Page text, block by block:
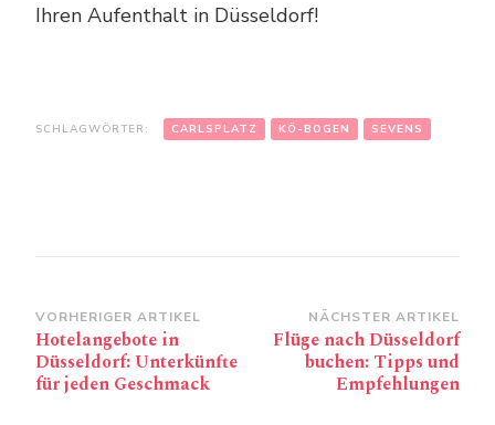
Ihren Aufenthalt in Düsseldorf!
SCHLAGWÖRTER: CARLSPLATZ KÖ-BOGEN SEVENS
Beitragsnavigation
VORHERIGER ARTIKEL
Hotelangebote in
Düsseldorf: Unterkünfte
für jeden Geschmack
NÄCHSTER ARTIKEL
Flüge nach Düsseldorf
buchen: Tipps und
Empfehlungen